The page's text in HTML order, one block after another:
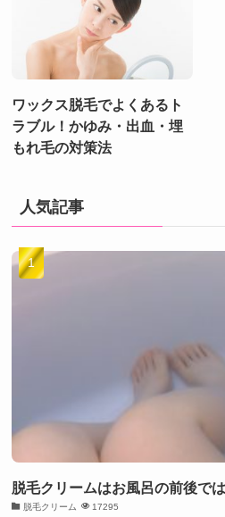
ワックス脱毛でよくあるト
ラブル！かゆみ・出血・埋
もれ毛の対策法
人気記事
脱毛クリームはお風呂の前後で
脱毛クリーム 17295